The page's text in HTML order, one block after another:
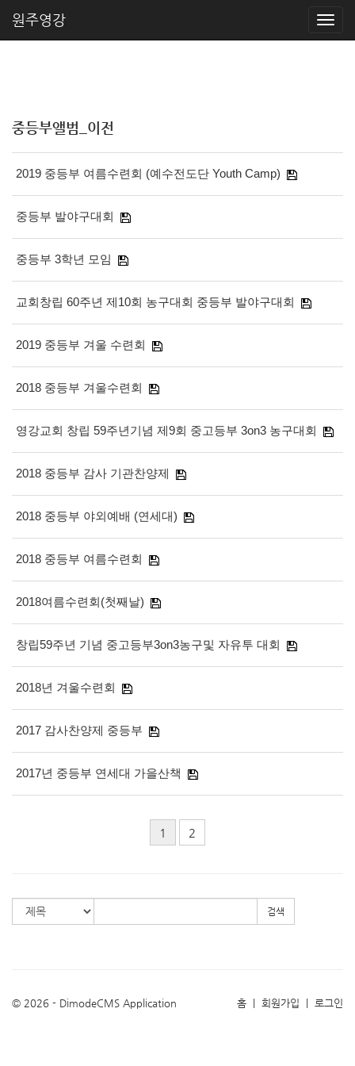
원주영강
중등부앨범_이전
2019 중등부 여름수련회 (예수전도단 Youth Camp)
중등부 발야구대회
중등부 3학년 모임
교회창립 60주년 제10회 농구대회 중등부 발야구대회
2019 중등부 겨울 수련회
2018 중등부 겨울수련회
영강교회 창립 59주년기념 제9회 중고등부 3on3 농구대회
2018 중등부 감사 기관찬양제
2018 중등부 야외예배 (연세대)
2018 중등부 여름수련회
2018여름수련회(첫째날)
창립59주년 기념 중고등부3on3농구및 자유투 대회
2018년 겨울수련회
2017 감사찬양제 중등부
2017년 중등부 연세대 가을산책
1 2
검색
© 2026 - DimodeCMS Application 홈 회원가입 로그인